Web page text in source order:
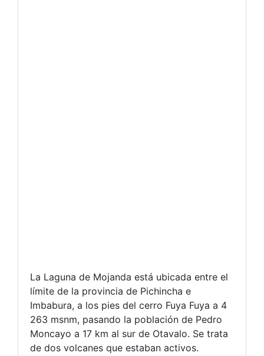
La Laguna de Mojanda está ubicada entre el
límite de la provincia de Pichincha e
Imbabura, a los pies del cerro Fuya Fuya a 4
263 msnm, pasando la población de Pedro
Moncayo a 17 km al sur de Otavalo. Se trata
de dos volcanes que estaban activos.